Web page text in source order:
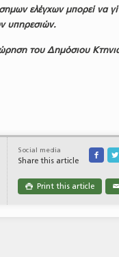
ελέγχων μπορεί να
υπηρεσιών.
του Δημόσιου
Social media
Share this article
 
 Print this article ✉